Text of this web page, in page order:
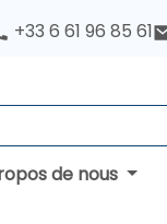
+33 6 61 96 85 61
de nous